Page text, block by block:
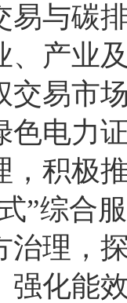
易与碳
、产业
交易市
色电力
，积极
”综合
治理，
强化能